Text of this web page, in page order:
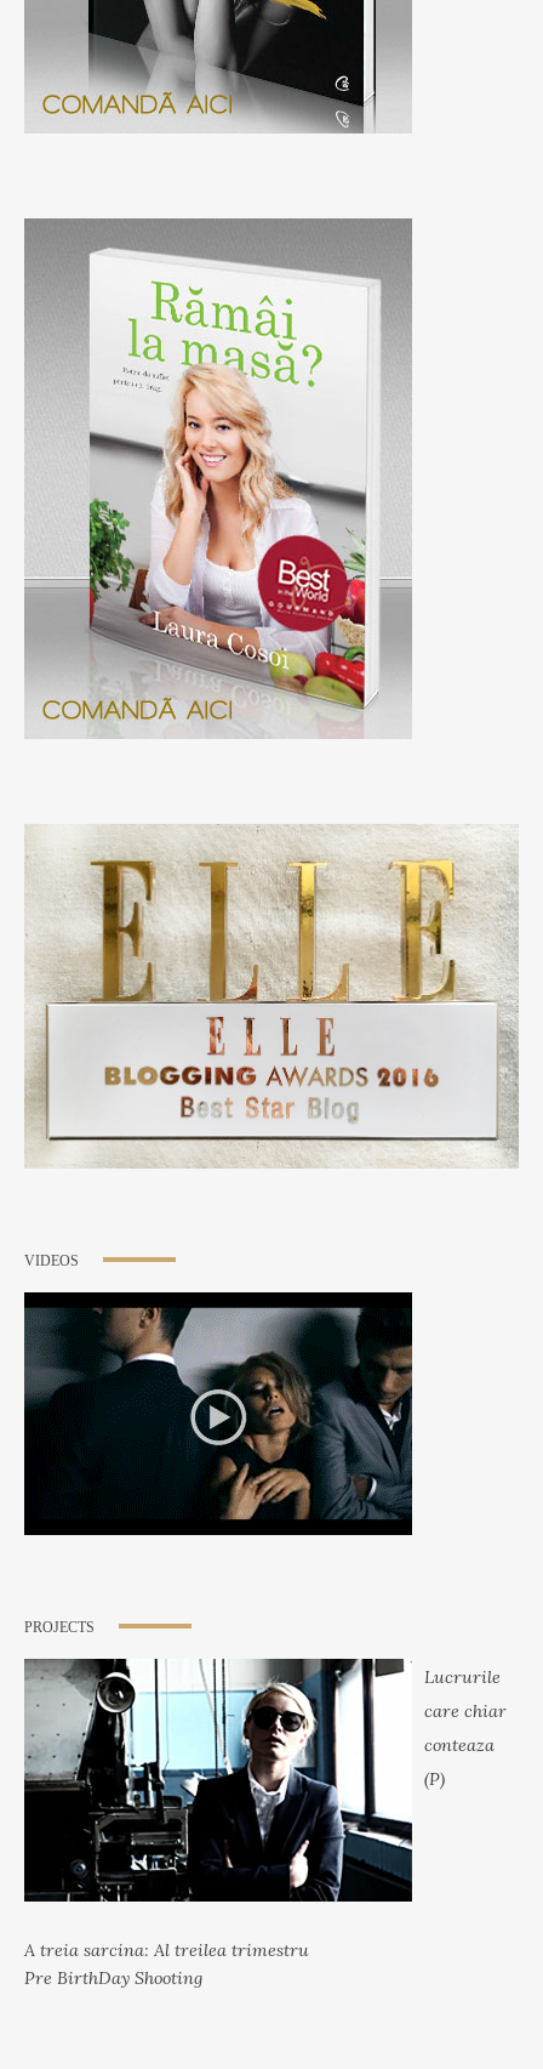
VIDEOS
PROJECTS
Lucrurile
care chiar
conteaza
(P)
A treia sarcina: Al treilea trimestru
Pre BirthDay Shooting